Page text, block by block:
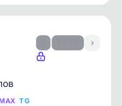
›
TG